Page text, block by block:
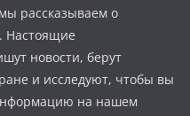
рассказываем о
Настоящие
новости, берут
и исследуют, чтобы вы
на нашем